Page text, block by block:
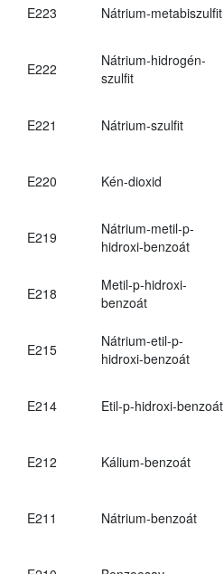
E223 Nátrium-metabiszulfit
E222
Nátrium-hidrogén-
szulfit
E221 Nátrium-szulfit
E220 Kén-dioxid
E219
Nátrium-metil-p-
hidroxi-benzoát
E218
Metil-p-hidroxi-
benzoát
E215
Nátrium-etil-p-
hidroxi-benzoát
E214 Etil-p-hidroxi-benzoát
E212 Kálium-benzoát
E211 Nátrium-benzoát